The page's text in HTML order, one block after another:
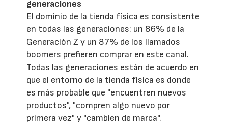
generaciones
El dominio de la tienda física es consistente
en todas las generaciones: un 86% de la
Generación Z y un 87% de los llamados
boomers prefieren comprar en este canal.
Todas las generaciones están de acuerdo en
que el entorno de la tienda física es donde
es más probable que "encuentren nuevos
productos", "compren algo nuevo por
primera vez" y "cambien de marca".